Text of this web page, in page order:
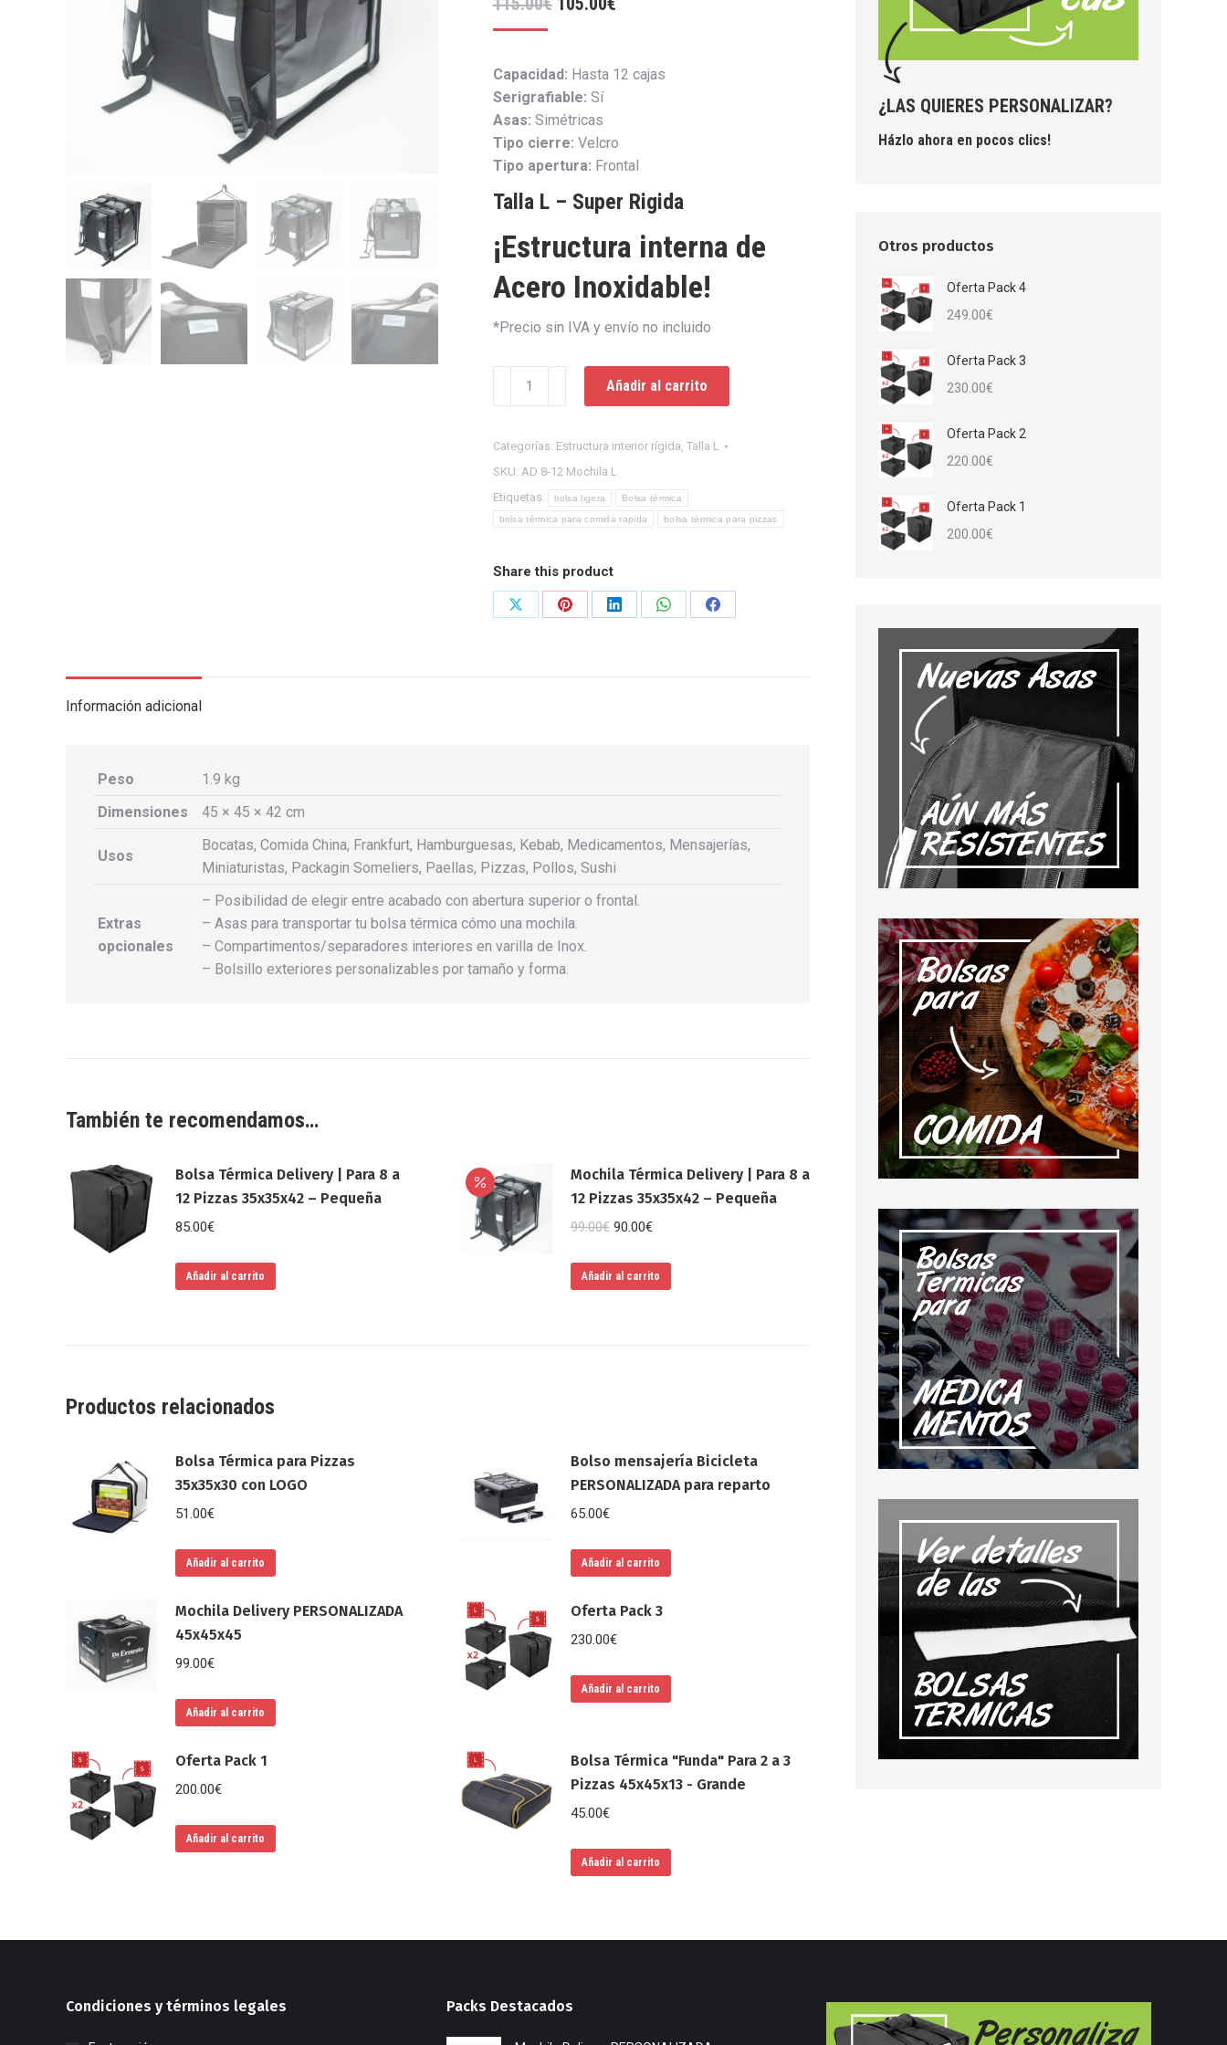
era:
115.00€.
es:
Capacidad: Hasta 12 cajas
Serigrafiable: Sí
Asas: Simétricas
Tipo cierre: Velcro
Tipo apertura: Frontal
Talla L – Super Rigida
¡Estructura interna de
Acero Inoxidable!
*Precio sin IVA y envío no incluido
Mochila
|
Para
8
45x45x42
Añadir al carrito
Categorías: Estructura interior rígida, Talla L
SKU: AD 8-12 Mochila L
Etiquetas:
bolsa ligera Bolsa térmica
bolsa térmica para comida rapida bolsa térmica para pizzas
Share this product
Share
Share
Share
Share
Share
Información adicional
Peso
1.9 kg
Dimensiones
45 × 45 × 42 cm
Usos
Bocatas, Comida China, Frankfurt, Hamburguesas, Kebab, Medicamentos, Mensajerías,
Miniaturistas, Packagin Someliers, Paellas, Pizzas, Pollos, Sushi
Extras
opcionales
– Posibilidad de elegir entre acabado con abertura superior o frontal.
– Asas para transportar tu bolsa térmica cómo una mochila.
– Compartimentos/separadores interiores en varilla de Inox.
– Bolsillo exteriores personalizables por tamaño y forma.
También te recomendamos…
Bolsa Térmica Delivery | Para 8 a
12 Pizzas 35x35x42 – Pequeña
85.00€
Añadir al carrito
Mochila Térmica Delivery | Para 8 a
12 Pizzas 35x35x42 – Pequeña
99.00€ El
original
90.00€El
actual
Añadir al carrito
Productos relacionados
Bolsa Térmica para Pizzas
35x35x30 con LOGO
51.00€
Añadir al carrito
Bolso mensajería Bicicleta
PERSONALIZADA para reparto
65.00€
Añadir al carrito
Mochila Delivery PERSONALIZADA
45x45x45
99.00€
Añadir al carrito
Oferta Pack 3
230.00€
Añadir al carrito
Oferta Pack 1
200.00€
Añadir al carrito
Bolsa Térmica "Funda" Para 2 a 3
Pizzas 45x45x13 - Grande
45.00€
Añadir al carrito
¿LAS QUIERES PERSONALIZAR?
Házlo ahora en pocos clics!
Otros productos
Oferta Pack 4
249.00€
Oferta Pack 3
230.00€
Oferta Pack 2
220.00€
Oferta Pack 1
200.00€
Condiciones y términos legales Packs Destacados